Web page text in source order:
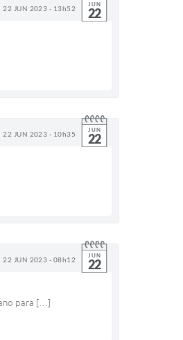
22 JUN 2023 - 13h52 JUN
22
22 JUN 2023 - 10h35 JUN
22
22 JUN 2023 - 08h12 JUN
22
para […]